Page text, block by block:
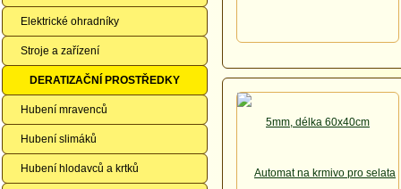
Elektrické ohradníky
Stroje a zařízení
DERATIZAČNÍ PROSTŘEDKY
Hubení mravenců
Hubení slimáků
Hubení hlodavců a krtků